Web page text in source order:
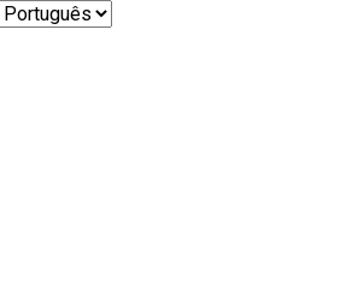
Escolha